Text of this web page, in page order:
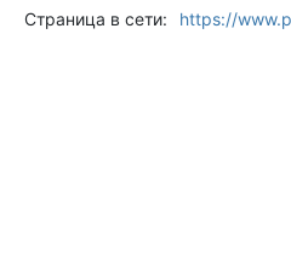
Страница в сети:
https://